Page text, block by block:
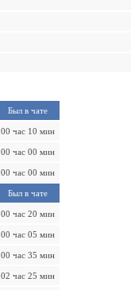
Был в чате
00 час 10 мин
00 час 00 мин
00 час 00 мин
Был в чате
00 час 20 мин
00 час 05 мин
00 час 35 мин
02 час 25 мин